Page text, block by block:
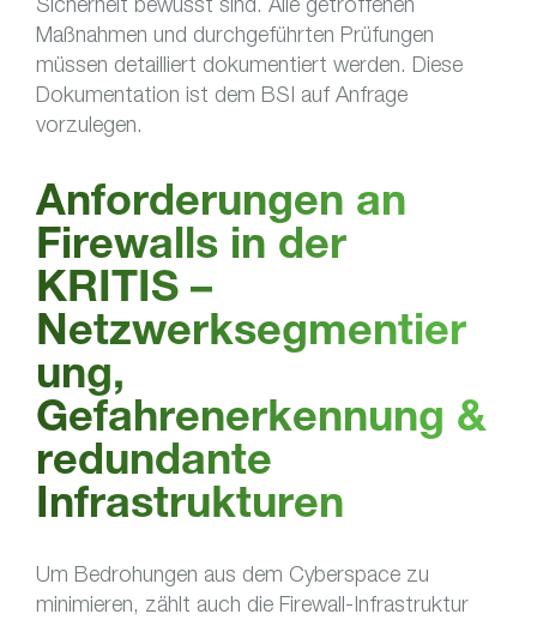
Maßnahmen und durchgeführten Prüfungen
müssen detailliert dokumentiert werden. Diese
Dokumentation ist dem BSI auf Anfrage
vorzulegen.
Anforderungen an
Firewalls in der
KRITIS –
Netzwerksegmentier
ung,
Gefahrenerkennung &
redundante
Infrastrukturen
Um Bedrohungen aus dem Cyberspace zu
minimieren, zählt auch die Firewall-Infrastruktur